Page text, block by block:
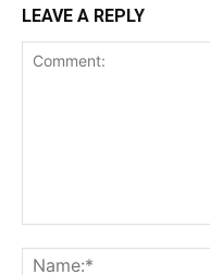
LEAVE A REPLY